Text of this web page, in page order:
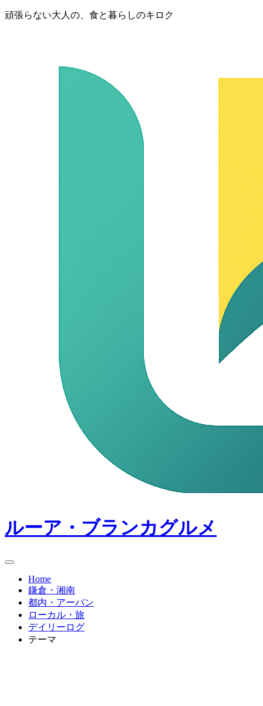
頑張らない大人の、食と暮らしのキロク
ルーア・ブランカグルメ
Home
鎌倉・湘南
都内・アーバン
ローカル・旅
デイリーログ
テーマ